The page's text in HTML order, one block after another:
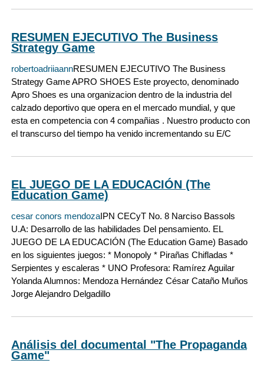
RESUMEN EJECUTIVO The Business
Strategy Game
robertoadriiaannRESUMEN EJECUTIVO The Business
Strategy Game APRO SHOES Este proyecto, denominado
Apro Shoes es una organizacion dentro de la industria del
calzado deportivo que opera en el mercado mundial, y que
esta en competencia con 4 compañias . Nuestro producto con
el transcurso del tiempo ha venido incrementando su E/C
EL JUEGO DE LA EDUCACIÓN (The
Education Game)
cesar conors mendozaIPN CECyT No. 8 Narciso Bassols
U.A: Desarrollo de las habilidades Del pensamiento. EL
JUEGO DE LA EDUCACIÓN (The Education Game) Basado
en los siguientes juegos: * Monopoly * Pirañas Chifladas *
Serpientes y escaleras * UNO Profesora: Ramírez Aguilar
Yolanda Alumnos: Mendoza Hernández César Cataño Muños
Jorge Alejandro Delgadillo
Análisis del documental "The Propaganda
Game"